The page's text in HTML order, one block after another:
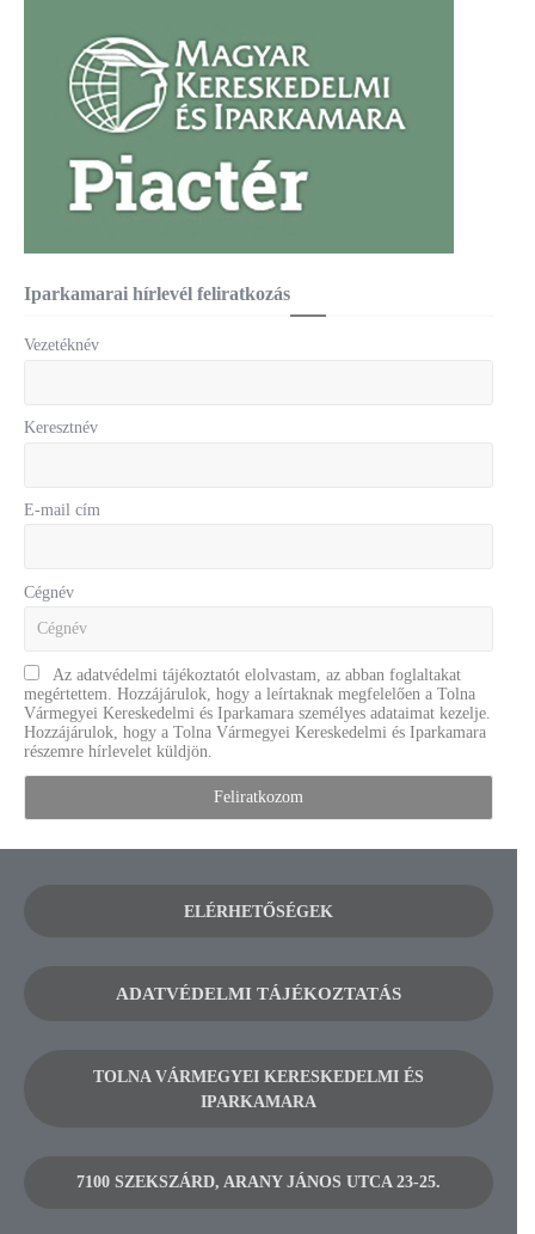
Iparkamarai hírlevél feliratkozás
Vezetéknév
Keresztnév
E-mail cím
Cégnév
Az adatvédelmi tájékoztatót elolvastam, az abban foglaltakat
megértettem. Hozzájárulok, hogy a leírtaknak megfelelően a Tolna
Vármegyei Kereskedelmi és Iparkamara személyes adataimat kezelje.
Hozzájárulok, hogy a Tolna Vármegyei Kereskedelmi és Iparkamara
részemre hírlevelet küldjön.
ELÉRHETŐSÉGEK
ADATVÉDELMI TÁJÉKOZTATÁS
TOLNA VÁRMEGYEI KERESKEDELMI ÉS
IPARKAMARA
7100 SZEKSZÁRD, ARANY JÁNOS UTCA 23-25.